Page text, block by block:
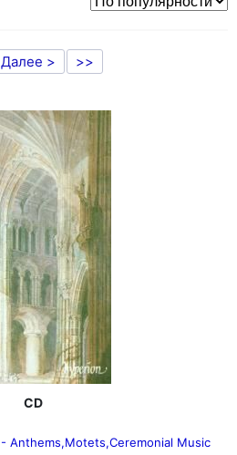
Далее > >>
CD
Anthems,Motets,Ceremonial Music